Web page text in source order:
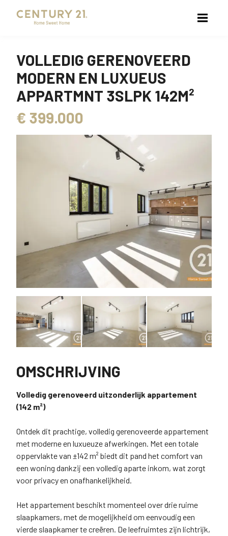
VOLLEDIG GERENOVEERD
MODERN EN LUXUEUS
APPARTMNT 3SLPK 142M²
€ 399.000
OMSCHRIJVING
Volledig gerenoveerd uitzonderlijk appartement
(142 m²)
Ontdek dit prachtige, volledig gerenoveerde appartement
met moderne en luxueuze afwerkingen. Met een totale
oppervlakte van ±142 m² biedt dit pand het comfort van
een woning dankzij een volledig aparte inkom, wat zorgt
voor privacy en onafhankelijkheid.
Het appartement beschikt momenteel over drie ruime
slaapkamers, met de mogelijkheid om eenvoudig een
vierde slaapkamer te creëren. De leefruimtes zijn lichtrijk,